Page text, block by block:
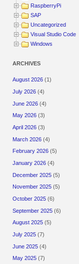
RaspberryPi
SAP
Uncategorized
Visual Studio Code
Windows
ARCHIVES
August 2026 (1)
July 2026 (4)
June 2026 (4)
May 2026 (3)
April 2026 (3)
March 2026 (4)
February 2026 (5)
January 2026 (4)
December 2025 (5)
November 2025 (5)
October 2025 (6)
September 2025 (6)
August 2025 (5)
July 2025 (7)
June 2025 (4)
May 2025 (7)